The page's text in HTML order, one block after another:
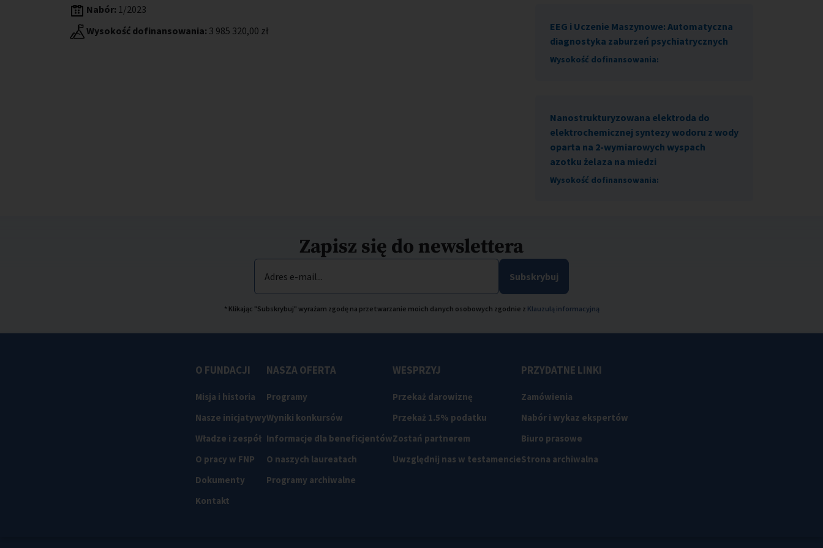
Nabór: 1/2023
Wysokość dofinansowania: 3 985 320,00 zł
EEG i Uczenie Maszynowe: Automatyczna
diagnostyka zaburzeń psychiatrycznych
Wysokość dofinansowania:
Nanostrukturyzowana elektroda do
elektrochemicznej syntezy wodoru z wody
oparta na 2-wymiarowych wyspach
azotku żelaza na miedzi
Wysokość dofinansowania:
Zapisz się do newslettera
Adres e-mail... Subskrybuj
* Klikając "Subskrybuj" wyrażam zgodę na przetwarzanie moich danych osobowych zgodnie z Klauzulą informacyjną
O FUNDACJI
Misja i historia
Nasze inicjatywy
Władze i zespół
O pracy w FNP
Dokumenty
Kontakt
NASZA OFERTA
Programy
Wyniki konkursów
Informacje dla beneficjentów
O naszych laureatach
Programy archiwalne
WESPRZYJ
Przekaż darowiznę
Przekaż 1.5% podatku
Zostań partnerem
Uwzględnij nas w testamencie
PRZYDATNE LINKI
Zamówienia
Nabór i wykaz ekspertów
Biuro prasowe
Strona archiwalna